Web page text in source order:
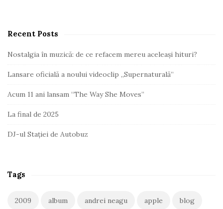
Recent Posts
Nostalgia în muzică: de ce refacem mereu aceleași hituri?
Lansare oficială a noului videoclip „Supernaturală”
Acum 11 ani lansam “The Way She Moves”
La final de 2025
DJ-ul Stației de Autobuz
Tags
2009 album andrei neagu apple blog